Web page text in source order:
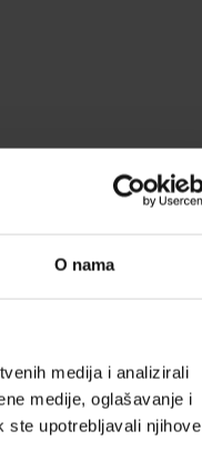
O nama
medija i analizirali
medije, oglašavanje i
ste upotrebljavali njihove